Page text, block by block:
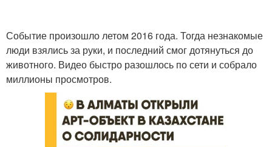
Событие произошло летом 2016 года. Тогда незнакомые
люди взялись за руки, и последний смог дотянуться до
животного. Видео быстро разошлось по сети и собрало
миллионы просмотров.